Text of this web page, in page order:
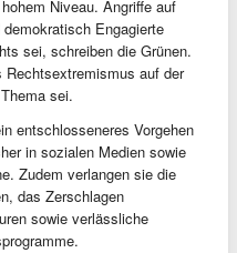
Niveau. Angriffe auf
Engagierte
sei, schreiben die Grünen.
auf der
sei.
entschlosseneres Vorgehen
in sozialen Medien sowie
Zudem verlangen sie die
das Zerschlagen
sowie verlässliche